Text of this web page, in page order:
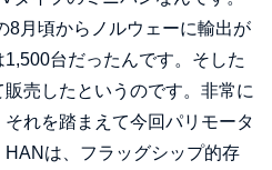
8月頃からノルウェーに輸出が
台だったんです。そした
売したというのです。非常に
れを踏まえて今回パリモータ
は、フラッグシップ的存